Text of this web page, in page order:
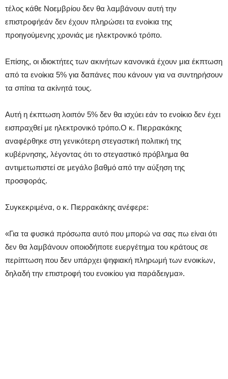
τέλος κάθε Νοεμβρίου δεν θα λαμβάνουν αυτή την
επιστροφήεάν δεν έχουν πληρώσει τα ενοίκια της
προηγούμενης χρονιάς με ηλεκτρονικό τρόπο.
Επίσης, οι ιδιοκτήτες των ακινήτων κανονικά έχουν μια έκπτωση
από τα ενοίκια 5% για δαπάνες που κάνουν για να συντηρήσουν
τα σπίτια τα ακίνητά τους.
Αυτή η έκπτωση λοιπόν 5% δεν θα ισχύει εάν το ενοίκιο δεν έχει
εισπραχθεί με ηλεκτρονικό τρόπο.Ο κ. Πιερρακάκης
αναφέρθηκε στη γενικότερη στεγαστική πολιτική της
κυβέρνησης, λέγοντας ότι το στεγαστικό πρόβλημα θα
αντιμετωπιστεί σε μεγάλο βαθμό από την αύξηση της
προσφοράς.
Συγκεκριμένα, ο κ. Πιερρακάκης ανέφερε:
«Για τα φυσικά πρόσωπα αυτό που μπορώ να σας πω είναι ότι
δεν θα λαμβάνουν οποιοδήποτε ευεργέτημα του κράτους σε
περίπτωση που δεν υπάρχει ψηφιακή πληρωμή των ενοικίων,
δηλαδή την επιστροφή του ενοικίου για παράδειγμα».